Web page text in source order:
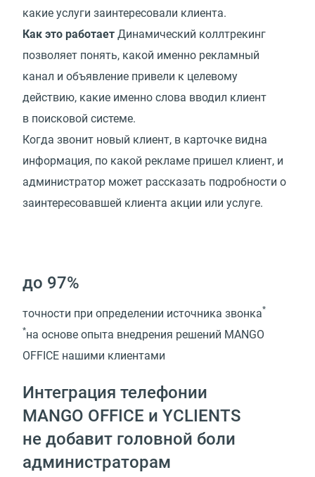
какие услуги заинтересовали клиента.
Как это работает Динамический коллтрекинг
позволяет понять, какой именно рекламный
канал и объявление привели к целевому
действию, какие именно слова вводил клиент
в поисковой системе.
Когда звонит новый клиент, в карточке видна
информация, по какой рекламе пришел клиент, и
администратор может рассказать подробности о
заинтересовавшей клиента акции или услуге.
до 97%
точности при определении источника звонка*
*на основе опыта внедрения решений MANGO
OFFICE нашими клиентами
Интеграция телефонии
MANGO OFFICE и YCLIENTS
не добавит головной боли
администраторам